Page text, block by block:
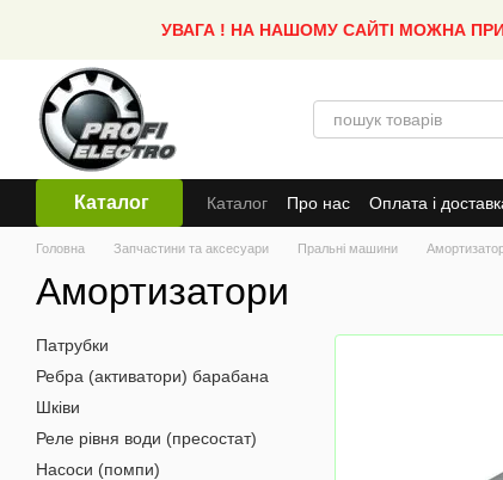
УВАГА ! НА НАШОМУ САЙТІ МОЖНА
Каталог Каталог Про нас Оплата і
Головна Запчастини та аксесуари Пральні машини
Амортизатори
Патрубки
Ребра (активатори) барабана
Шківи
Реле рівня води (пресостат)
Насоси (помпи)